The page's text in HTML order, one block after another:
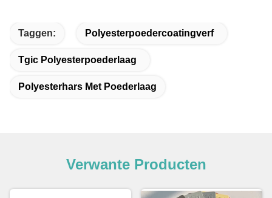
Taggen: Polyesterpoedercoatingverf
Tgic Polyesterpoederlaag
Polyesterhars Met Poederlaag
Verwante Producten